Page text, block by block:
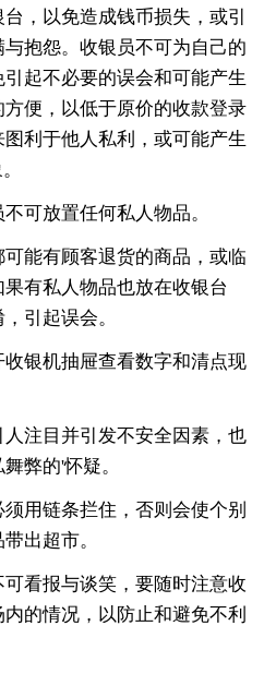
，以免造成钱币损失，或引
抱怨。收银员不可为自己的
起不必要的误会和可能产生
便，以低于原价的收款登录
利于他人私利，或可能产生
放置任何私人物品。
能有顾客退货的商品，或临
有私人物品也放在收银台
引起误会。
银机抽屉查看数字和清点现
注目并引发不安全因素，也
弊的'怀疑。
链条拦住，否则会使个别
出超市。
看报与谈笑，要随时注意收
的情况，以防止和避免不利